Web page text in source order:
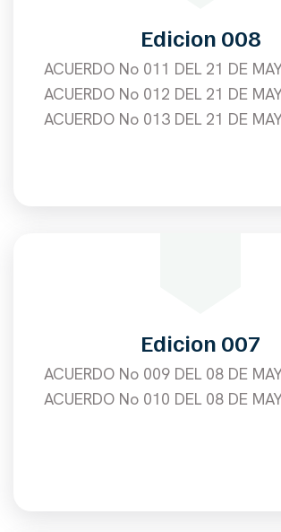
Edicion 008
ACUERDO No 011 DEL 21 DE
ACUERDO No 012 DEL 21 DE
ACUERDO No 013 DEL 21 DE
Edicion 007
ACUERDO No 009 DEL 08 DE
ACUERDO No 010 DEL 08 DE